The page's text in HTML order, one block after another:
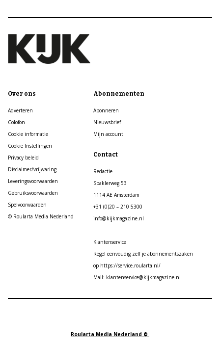
Over ons
Adverteren
Colofon
Cookie informatie
Cookie Instellingen
Privacy beleid
Disclaimer/vrijwaring
Leveringsvoorwaarden
Gebruiksvoorwaarden
Spelvoorwaarden
© Roularta Media Nederland
Abonnementen
Abonneren
Nieuwsbrief
Mijn account
Contact
Redactie
Spaklerweg 53
1114 AE Amsterdam
+31 (0)20 – 210 5300
info@kijkmagazine.nl
Klantenservice
Regel eenvoudig zelf je abonnementszaken
op https://service.roularta.nl/
Mail: klantenservice@kijkmagazine.nl
Roularta Media Nederland ©